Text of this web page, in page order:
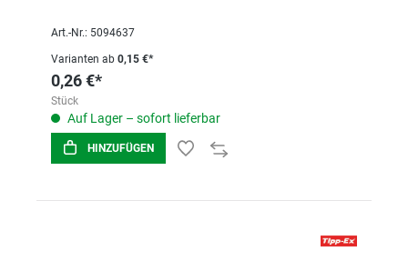
Art.-Nr.: 5094637
Varianten ab 0,15 €*
0,26 €*
Stück
Auf Lager – sofort lieferbar
HINZUFÜGEN